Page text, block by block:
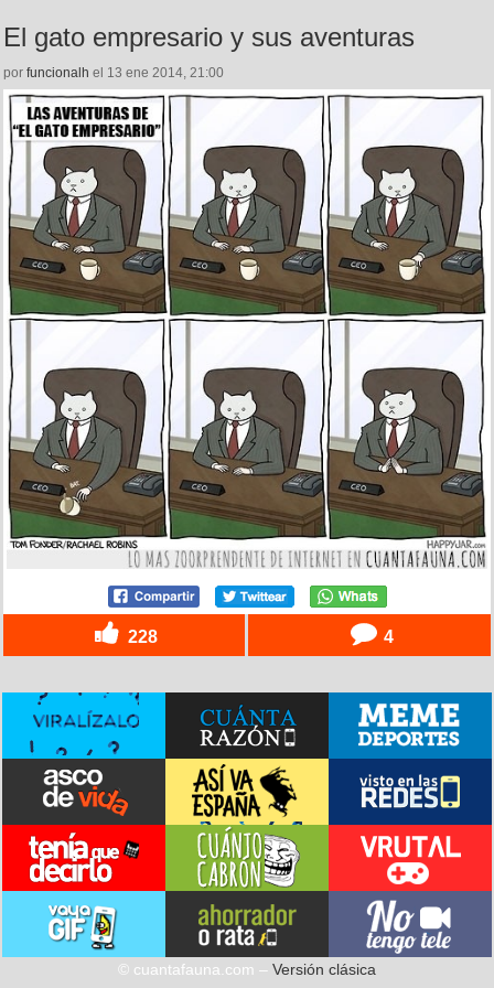
El gato empresario y sus aventuras
por funcionalh el 13 ene 2014, 21:00
228 4
© cuantafauna.com – Versión clásica